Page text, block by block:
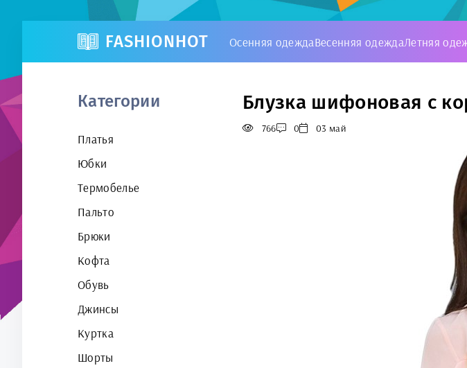
FASHIONHOT Осенняя одеждаВесенняя одеждаЛетняя
Категории
Платья
Юбки
Термобелье
Пальто
Брюки
Кофта
Обувь
Джинсы
Куртка
Шорты
Блузка шифоновая с
766 0 03 май